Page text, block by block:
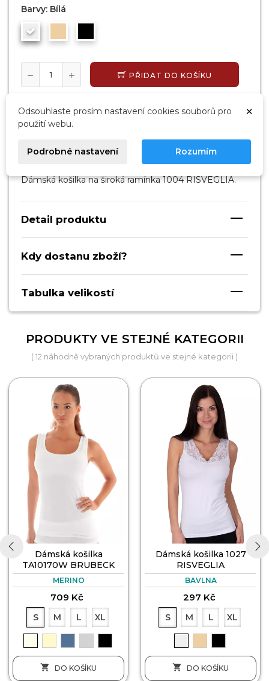
Barvy: Bílá
PŘIDAT DO KOŠÍKU
Dámská košilka na široká ramínka 1004 RISVEGLIA.
Detail produktu
Kdy dostanu zboží?
Tabulka velikostí
PRODUKTY VE STEJNÉ KATEGORII
( 12 náhodně vybraných produktů ve stejné kategorii )
Dámská košilka
TA10170W BRUBECK
MERINO
709 Kč
S M L XL
 DO KOŠÍKU
Dámská košilka 1027
RISVEGLIA
BAVLNA
297 Kč
S M L XL
 DO KOŠÍKU
×
Odsouhlaste prosím nastavení cookies souborů pro
použití webu.
Podrobné nastavení Rozumím